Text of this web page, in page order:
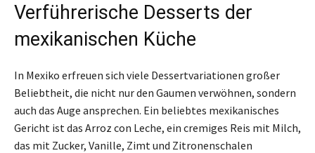
Verführerische Desserts der
mexikanischen Küche
In Mexiko erfreuen sich viele Dessertvariationen großer
Beliebtheit, die nicht nur den Gaumen verwöhnen, sondern
auch das Auge ansprechen. Ein beliebtes mexikanisches
Gericht ist das Arroz con Leche, ein cremiges Reis mit Milch,
das mit Zucker, Vanille, Zimt und Zitronenschalen